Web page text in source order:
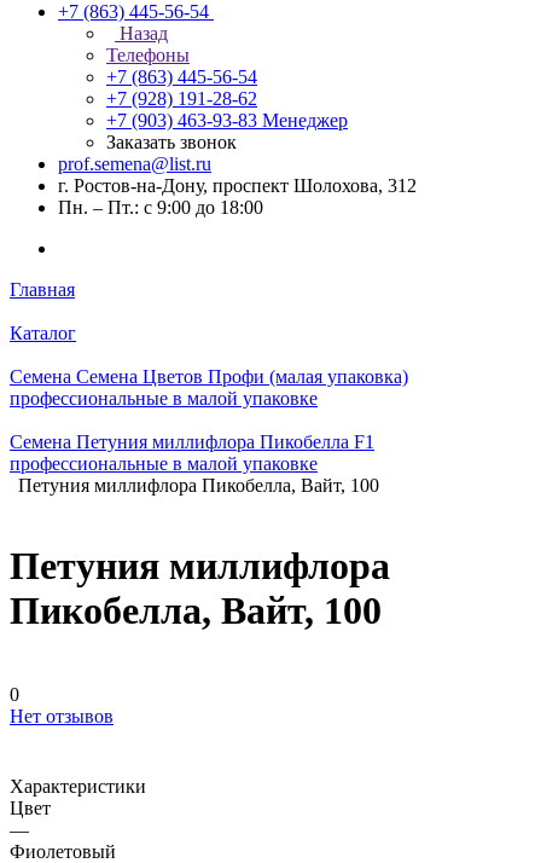
+7 (863) 445-56-54
Назад
Телефоны
+7 (863) 445-56-54
+7 (928) 191-28-62
+7 (903) 463-93-83 Менеджер
Заказать звонок
prof.semena@list.ru
г. Ростов-на-Дону, проспект Шолохова, 312
Пн. – Пт.: с 9:00 до 18:00
Главная
Каталог
Семена Семена Цветов Профи (малая упаковка)
профессиональные в малой упаковке
Семена Петуния миллифлора Пикобелла F1
профессиональные в малой упаковке
Петуния миллифлора Пикобелла, Вайт, 100
Петуния миллифлора
Пикобелла, Вайт, 100
0
Нет отзывов
Характеристики
Цвет
—
Фиолетовый